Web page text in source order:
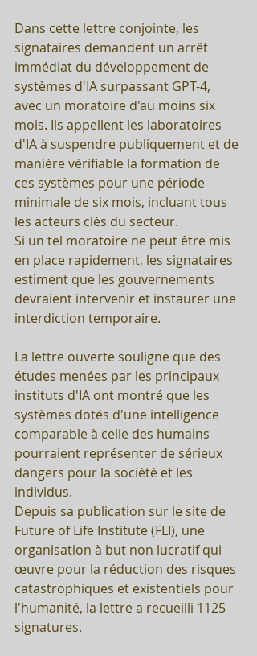
Dans cette lettre conjointe, les
signataires demandent un arrêt
immédiat du développement de
systèmes d'IA surpassant GPT-4,
avec un moratoire d'au moins six
mois. Ils appellent les laboratoires
d'IA à suspendre publiquement et de
manière vérifiable la formation de
ces systèmes pour une période
minimale de six mois, incluant tous
les acteurs clés du secteur.
Si un tel moratoire ne peut être mis
en place rapidement, les signataires
estiment que les gouvernements
devraient intervenir et instaurer une
interdiction temporaire.
La lettre ouverte souligne que des
études menées par les principaux
instituts d'IA ont montré que les
systèmes dotés d'une intelligence
comparable à celle des humains
pourraient représenter de sérieux
dangers pour la société et les
individus.
Depuis sa publication sur le site de
Future of Life Institute (FLI), une
organisation à but non lucratif qui
œuvre pour la réduction des risques
catastrophiques et existentiels pour
l'humanité, la lettre a recueilli 1125
signatures.